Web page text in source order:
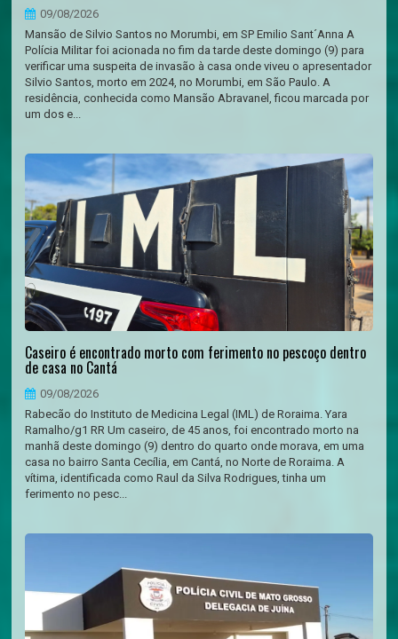
09/08/2026
Mansão de Silvio Santos no Morumbi, em SP Emilio Sant´Anna A
Polícia Militar foi acionada no fim da tarde deste domingo (9) para
verificar uma suspeita de invasão à casa onde viveu o apresentador
Silvio Santos, morto em 2024, no Morumbi, em São Paulo. A
residência, conhecida como Mansão Abravanel, ficou marcada por
um dos e...
Caseiro é encontrado morto com ferimento no pescoço dentro
de casa no Cantá
09/08/2026
Rabecão do Instituto de Medicina Legal (IML) de Roraima. Yara
Ramalho/g1 RR Um caseiro, de 45 anos, foi encontrado morto na
manhã deste domingo (9) dentro do quarto onde morava, em uma
casa no bairro Santa Cecília, em Cantá, no Norte de Roraima. A
vítima, identificada como Raul da Silva Rodrigues, tinha um
ferimento no pesc...